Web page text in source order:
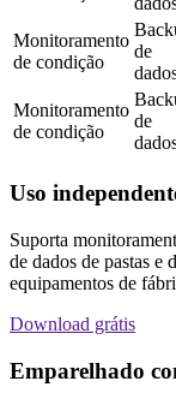
Monitoramento
de condição
de
Monitoramento
de condição
de
Uso
Suporta
de dados de pastas e
equipamentos de
Download grátis
Emparelhado